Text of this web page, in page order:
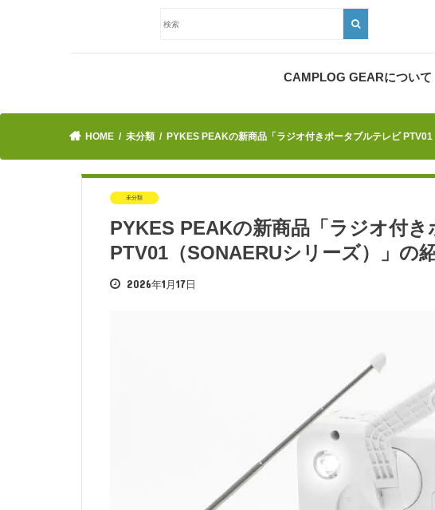
CAMPLOG GEARについて
HOME 未分類 PYKES PEAKの新商品「ラジオ付きポータブルテレビ
未分類
PYKES PEAKの新商品「ラジオ付
PTV01（SONAERUシリーズ）」の
2026年1月17日